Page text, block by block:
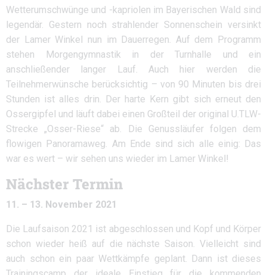
Wetterumschwünge und -kapriolen im Bayerischen Wald sind
legendär. Gestern noch strahlender Sonnenschein versinkt
der Lamer Winkel nun im Dauerregen. Auf dem Programm
stehen Morgengymnastik in der Turnhalle und ein
anschließender langer Lauf. Auch hier werden die
Teilnehmerwünsche berücksichtig – von 90 Minuten bis drei
Stunden ist alles drin. Der harte Kern gibt sich erneut den
Ossergipfel und läuft dabei einen Großteil der original U.TLW-
Strecke „Osser-Riese“ ab. Die Genussläufer folgen dem
flowigen Panoramaweg. Am Ende sind sich alle einig: Das
war es wert – wir sehen uns wieder im Lamer Winkel!
Nächster Termin
11. – 13. November 2021
Die Laufsaison 2021 ist abgeschlossen und Kopf und Körper
schon wieder heiß auf die nächste Saison. Vielleicht sind
auch schon ein paar Wettkämpfe geplant. Dann ist dieses